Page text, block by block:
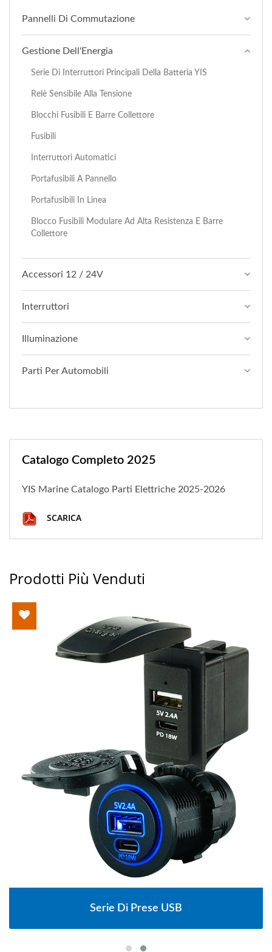
Pannelli Di Commutazione
Gestione Dell'Energia
Serie Di Interruttori Principali Della Batteria YIS
Relè Sensibile Alla Tensione
Blocchi Fusibili E Barre Collettore
Fusibili
Interruttori Automatici
Portafusibili A Pannello
Portafusibili In Linea
Blocco Fusibili Modulare Ad Alta Resistenza E Barre
Collettore
Accessori 12 / 24V
Interruttori
Illuminazione
Parti Per Automobili
Catalogo Completo 2025
YIS Marine Catalogo Parti Elettriche 2025-2026
SCARICA
Prodotti Più Venduti
Serie Di Prese USB